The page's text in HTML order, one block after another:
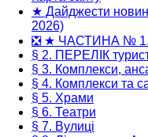
★ Дайджести
2026)
❎ ★ ЧАСТИНА № 1.
§ 2. ПЕРЕЛІК
§ 3. Комплекси,
§ 4. Комплекси та
§ 5. Храми
§ 6. Театри
§ 7. Вулиці